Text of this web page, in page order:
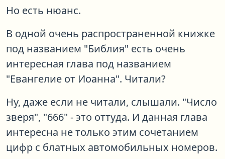
Но есть нюанс.
В одной очень распространенной книжке
под названием "Библия" есть очень
интересная глава под названием
"Евангелие от Иоанна". Читали?
Ну, даже если не читали, слышали. "Число
зверя", "666" - это оттуда. И данная глава
интересна не только этим сочетанием
цифр с блатных автомобильных номеров.